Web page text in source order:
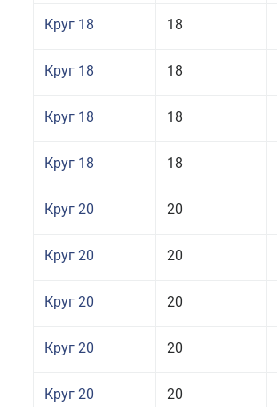
Круг 18 18
Круг 18 18
Круг 18 18
Круг 18 18
Круг 20 20
Круг 20 20
Круг 20 20
Круг 20 20
Круг 20 20